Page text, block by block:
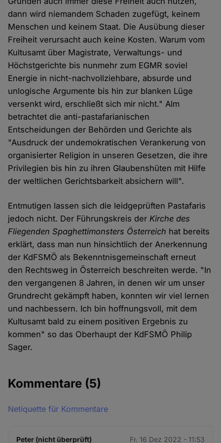
dann wird niemandem Schaden zugefügt, keinem
Menschen und keinem Staat. Die Ausübung dieser
Freiheit verursacht auch keine Kosten. Warum vom
Kultusamt über Magistrate, Verwaltungs- und
Höchstgerichte bis nunmehr zum EGMR soviel
Energie in nicht-nachvollziehbare, absurde und
unlogische Argumente bis hin zur blanken Lüge
versenkt wird, erschließt sich mir nicht." Alm
betrachtet die anti-pastafarianischen
Entscheidungen der Behörden und Gerichte als
"Ausdruck der undemokratischen Verankerung von
organisierter Religion in unseren Gesetzen, die ihre
Privilegien bis hin zu ihren Glaubenshüten mit Hilfe
der weltlichen Gerichtsbarkeit absichern will".
Entmutigen lassen sich die leidgeprüften Pastafaris
jedoch nicht. Der Führungskreis derKirche des
Fliegenden Spaghettimonsters Österreich hat bereits
erklärt, dass man nun hinsichtlich der Anerkennung
der KdFSMÖ als Bekenntnisgemeinschaft erneut
den Rechtsweg in Österreich beschreiten werde. "In
den vergangenen 8 Jahren, in denen wir um unser
Grundrecht gekämpft haben, konnten wir viel lernen
und nachbessern. Ich bin hoffnungsvoll, mit dem
Kultusamt bald zu einem positiven Ergebnis zu
kommen" so das Oberhaupt der KdFSMÖ Philip
Sager.
Kommentare (5)
Netiquette für Kommentare
Peter (nicht überprüft) Fr. 16 Dez 2022 - 11:53